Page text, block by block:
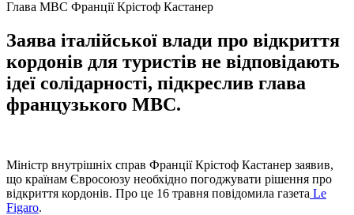
Глава МВС Франції Крістоф Кастанер
Заява італійської влади про відкриття
кордонів для туристів не відповідають
ідеї солідарності, підкреслив глава
французького МВС.
Міністр внутрішніх справ Франції Крістоф Кастанер заявив,
що країнам Євросоюзу необхідно погоджувати рішення про
відкриття кордонів. Про це 16 травня повідомила газета Le
Figaro.